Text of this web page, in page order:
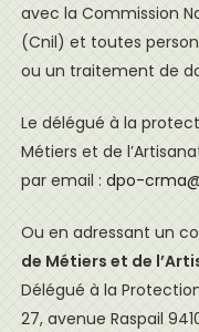
avec la Commission
(Cnil) et toutes
ou un traitement de
Le délégué à la
Métiers et de
par email :dpo-
Ou en adressant un
de Métiers et de
Délégué à la
27, avenue Raspail